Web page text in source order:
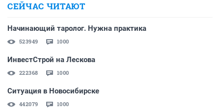
СЕЙЧАС ЧИТАЮТ
Начинающий таролог. Нужна практика
523949 1000
ИнвестСтрой на Лескова
222368 1000
Ситуация в Новосибирске
442079 1000